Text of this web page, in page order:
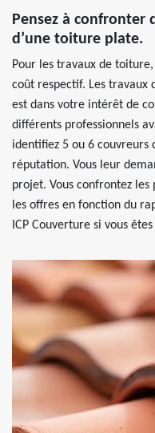
Pensez à confronter
d’une toiture plate.
Pour les travaux de
coût respectif. Les travaux
est dans votre intérêt de
différents professionnels
identifiez 5 ou 6
réputation. Vous leur
projet. Vous confrontez les
les offres en fonction du
ICP Couverture si vous